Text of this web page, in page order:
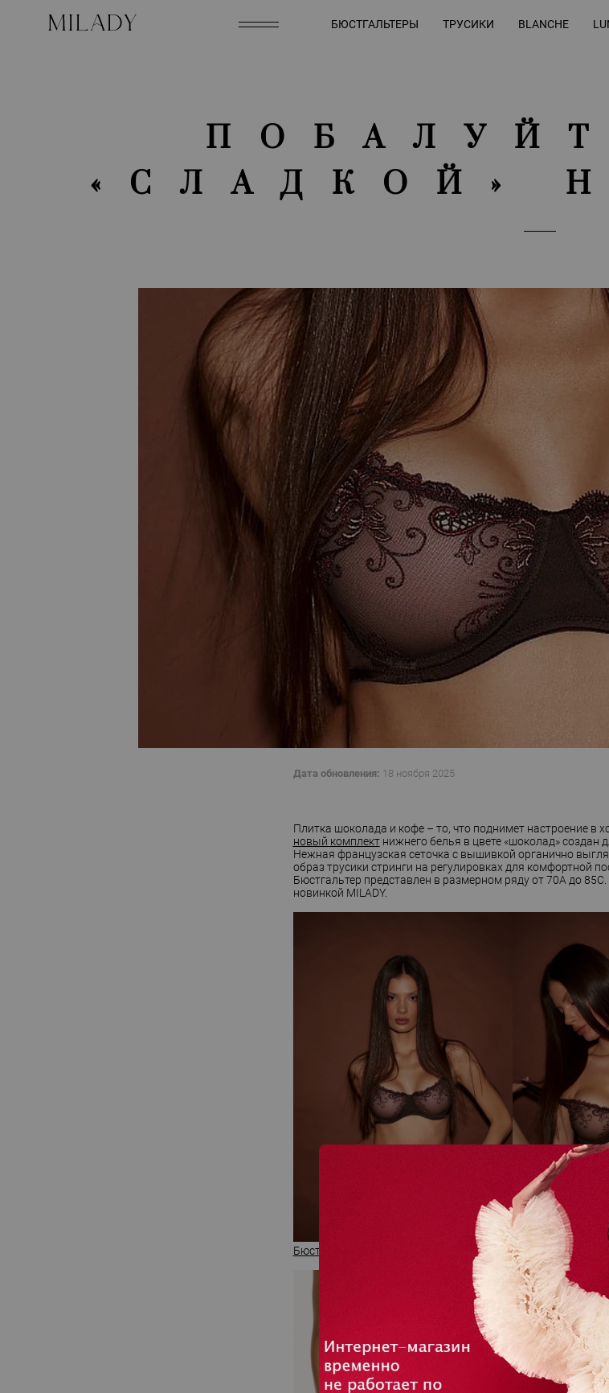
БЮСТГАЛЬТЕРЫ ТРУСИКИ BLANCHE
«СЛАДКОЙ»
Дата обновления: 18 ноября 2025
Плитка шоколада и кофе – то, что поднимет настроение в
новый комплектнижнего белья в цвете «шоколад» создан
Нежная французская сеточка с вышивкой органично
образ трусики стринги на регулировках для комфортной
Бюстгальтер представлен в размерном ряду от 70А до 85С.
новинкой MILADY.
Бюстгальтер с мягкой чашкой 140.17.10